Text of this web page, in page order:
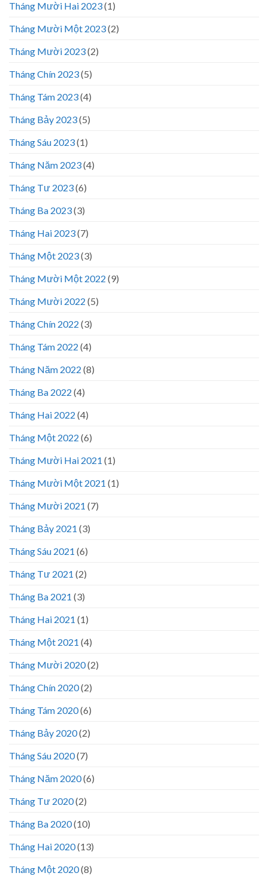
Tháng Mười Hai 2023(1)
Tháng Mười Một 2023(2)
Tháng Mười 2023(2)
Tháng Chín 2023(5)
Tháng Tám 2023(4)
Tháng Bảy 2023(5)
Tháng Sáu 2023(1)
Tháng Năm 2023(4)
Tháng Tư 2023(6)
Tháng Ba 2023(3)
Tháng Hai 2023(7)
Tháng Một 2023(3)
Tháng Mười Một 2022 (9)
Tháng Mười 2022 (5)
Tháng Chín 2022 (3)
Tháng Tám 2022 (4)
Tháng Năm 2022 (8)
Tháng Ba 2022 (4)
Tháng Hai 2022 (4)
Tháng Một 2022 (6)
Tháng Mười Hai 2021 (1)
Tháng Mười Một 2021 (1)
Tháng Mười 2021 (7)
Tháng Bảy 2021 (3)
Tháng Sáu 2021 (6)
Tháng Tư 2021 (2)
Tháng Ba 2021 (3)
Tháng Hai 2021 (1)
Tháng Một 2021 (4)
Tháng Mười 2020(2)
Tháng Chín 2020(2)
Tháng Tám 2020(6)
Tháng Bảy 2020(2)
Tháng Sáu 2020(7)
Tháng Năm 2020(6)
Tháng Tư 2020(2)
Tháng Ba 2020(10)
Tháng Hai 2020(13)
Tháng Một 2020(8)